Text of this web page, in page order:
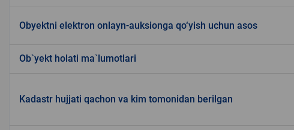
Obyektni elektron onlayn-auksionga qo‘yish uchun asos
Ob`yekt holati ma`lumotlari
Kadastr hujjati qachon va kim tomonidan berilgan